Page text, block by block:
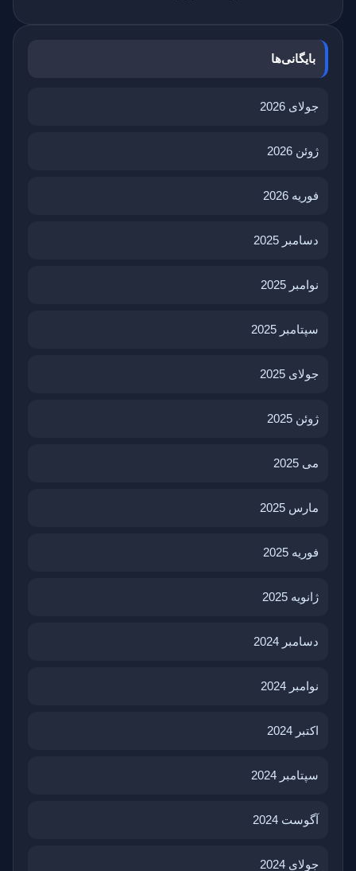
بایگانی‌ها
جولای 2026
ژوئن 2026
فوریه 2026
دسامبر 2025
نوامبر 2025
سپتامبر 2025
جولای 2025
ژوئن 2025
می 2025
مارس 2025
فوریه 2025
ژانویه 2025
دسامبر 2024
نوامبر 2024
اکتبر 2024
سپتامبر 2024
آگوست 2024
جولای 2024